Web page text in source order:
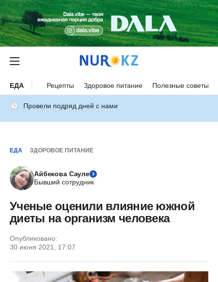
ЕДА Рецепты Здоровое питание Полезные советы
Провели подряд дней с нами
ЕДА ЗДОРОВОЕ ПИТАНИЕ
Айбекова Сауле
Бывший сотрудник
Ученые оценили влияние южной
диеты на организм человека
Опубликовано:
30 июня 2021, 17:07